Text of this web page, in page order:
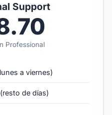
Support
Professional
a viernes)
de días)